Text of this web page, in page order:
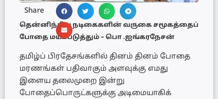
Share
தென்னிந்திய நடிகைகளின் வருகை சமூகத்தைப்
போதை மயப்படுத்தும் – பொ .ஐங்கரநேசன்
தமிழ்ப் பிரதேசங்களில் தினம் தினம் போதை
மரணங்கள் பதிவாகும் அளவுக்கு எமது
இளைய தலைமுறை இன்று
போதைப்பொருட்களுக்கு அடிமையாகிக்